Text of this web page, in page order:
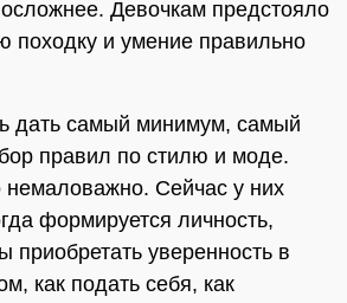
Девочкам предстояло
походку и умение правильно
дать самый минимум, самый
правил по стилю и моде.
Сейчас у них
формируется личность,
приобретать уверенность в
как подать себя, как